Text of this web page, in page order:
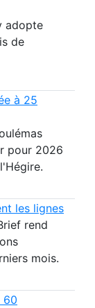
adopte
de
à 25
pour 2026
les lignes
rend
mois.
60